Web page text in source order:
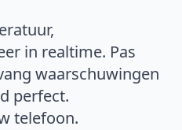
in realtime. Pas
waarschuwingen
perfect.
telefoon.